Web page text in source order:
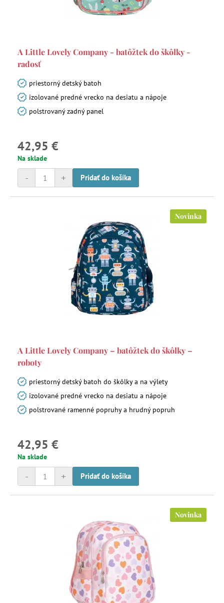
A Little Lovely Company - batôžtek do škôlky -
radosť
priestorný detský batoh
izolované predné vrecko na desiatu a nápoje
polstrovaný zadný panel
42,95 €
Na sklade
+
- Pridať do košíka
Novinka
A Little Lovely Company – batôžtek do škôlky –
roboty
priestorný detský batoh do škôlky a na výlety
izolované predné vrecko na desiatu a nápoje
polstrované ramenné popruhy a hrudný popruh
42,95 €
Na sklade
+
- Pridať do košíka
Novinka